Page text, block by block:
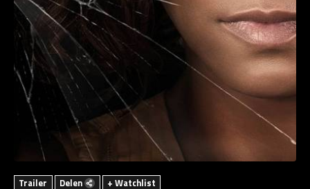
Trailer Delen + Watchlist